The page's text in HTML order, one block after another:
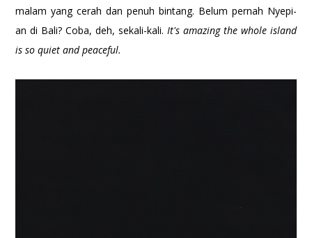
malam yang cerah dan penuh bintang. Belum pernah Nyepi-
an di Bali? Coba, deh, sekali-kali. It's amazing the whole island
is so quiet and peaceful.